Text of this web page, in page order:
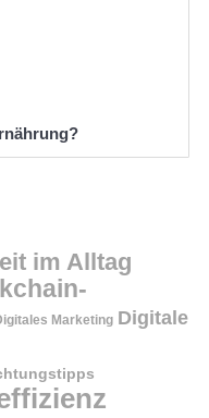
im Alltag
Marketing Digitale